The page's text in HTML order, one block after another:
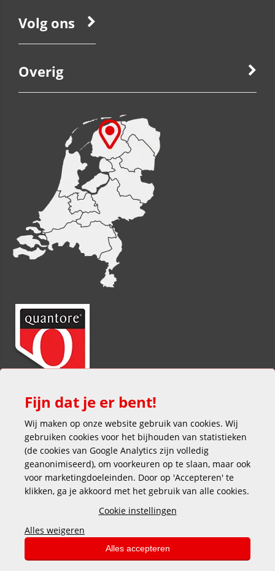
Volg ons
Overig
Veilig en gemakkelijk betalen
Fijn dat je er bent!
Wij maken op onze website gebruik van cookies. Wij
gebruiken cookies voor het bijhouden van statistieken
(de cookies van Google Analytics zijn volledig
geanonimiseerd), om voorkeuren op te slaan, maar ook
voor marketingdoeleinden. Door op 'Accepteren' te
klikken, ga je akkoord met het gebruik van alle cookies.
Cookie instellingen
Alles weigeren
Alles accepteren